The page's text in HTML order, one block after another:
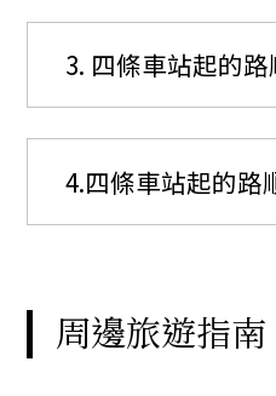
3. 四條車站起的路
4.四條車站起的路
周邊旅遊指南